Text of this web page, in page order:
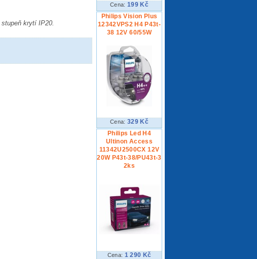
Cena: 199 Kč
Philips Vision Plus
12342VPS2 H4 P43t-
38 12V 60/55W
Cena: 329 Kč
Philips Led H4
Ultinon Access
11342U2500CX 12V
20W P43t-38/PU43t-3
2ks
Cena: 1 290 Kč
krytí IP20.